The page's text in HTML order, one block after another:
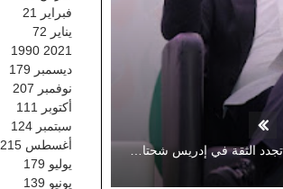
فبراير
21
يناير 72
2021
1990
ديسمبر 179
نوفمبر 207
أكتوبر
111
سبتمبر 124
أغسطس 215
يوليو 179
يونيو 139